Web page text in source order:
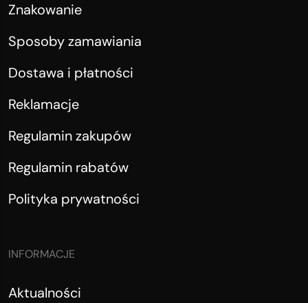
Znakowanie
Sposoby zamawiania
Dostawa i płatności
Reklamacje
Regulamin zakupów
Regulamin rabatów
Polityka prywatności
INFORMACJE
Aktualności